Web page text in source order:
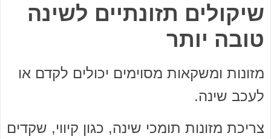
שיקולים תזונתיים לשינה
טובה יותר
מזונות ומשקאות מסוימים יכולים לקדם או
לעכב שינה.
צריכת מזונות תומכי שינה, כגון קיווי, שקדים